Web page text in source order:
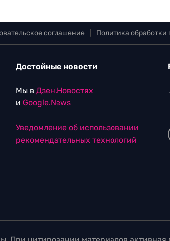
соглашение Политика
Достойные новости
Мы в Дзен.Новостях
и Google.News
Уведомление об использовании
рекомендательных технологий